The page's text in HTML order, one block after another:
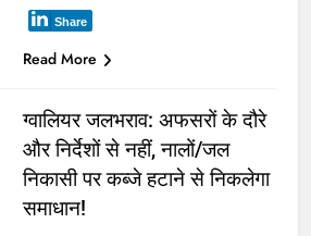
Share
Read More
ग्वालियर जलभराव: अफसरों के दौरे
और निर्देशों से नहीं, नालों/जल
निकासी पर कब्जे हटाने से निकलेगा
समाधान!